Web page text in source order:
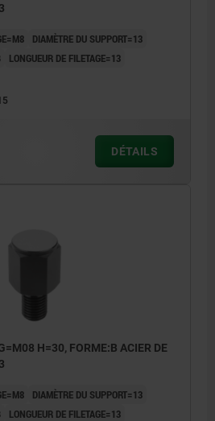
DIAMÈTRE DU SUPPORT=13
LONGUEUR DE FILETAGE=13
DÉTAILS
H=30, FORME:B ACIER DE
DIAMÈTRE DU SUPPORT=13
LONGUEUR DE FILETAGE=13